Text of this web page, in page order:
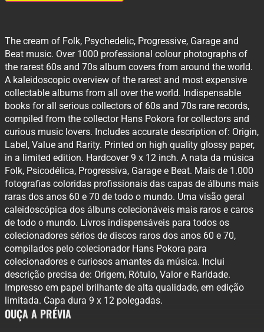
The cream of Folk, Psychedelic, Progressive, Garage and
Beat music. Over 1000 professional colour photographs of
the rarest 60s and 70s album covers from around the world.
A kaleidoscopic overview of the rarest and most expensive
collectable albums from all over the world. Indispensable
books for all serious collectors of 60s and 70s rare records,
compiled from the collector Hans Pokora for collectors and
curious music lovers. Includes accurate description of: Origin,
Label, Value and Rarity. Printed on high quality glossy paper,
in a limited edition. Hardcover 9 x 12 inch. A nata da música
Folk, Psicodélica, Progressiva, Garage e Beat. Mais de 1.000
fotografias coloridas profissionais das capas de álbuns mais
raras dos anos 60 e 70 de todo o mundo. Uma visão geral
caleidoscópica dos álbuns colecionáveis ​​mais raros e caros
de todo o mundo. Livros indispensáveis ​​para todos os
colecionadores sérios de discos raros dos anos 60 e 70,
compilados pelo colecionador Hans Pokora para
colecionadores e curiosos amantes da música. Inclui
descrição precisa de: Origem, Rótulo, Valor e Raridade.
Impresso em papel brilhante de alta qualidade, em edição
limitada. Capa dura 9 x 12 polegadas.
OUÇA A PRÉVIA